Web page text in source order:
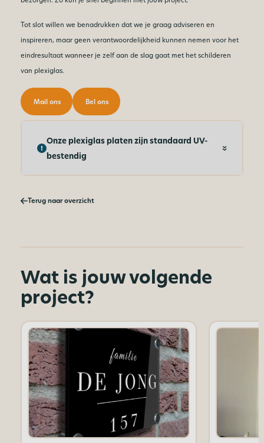
Tot slot willen we benadrukken dat we je graag adviseren en
inspireren, maar geen verantwoordelijkheid kunnen nemen voor het
eindresultaat wanneer je zelf aan de slag gaat met het schilderen
van plexiglas.
Mail ons Bel ons
Onze plexiglas platen zijn standaard UV-
bestendig
Terug naar overzicht
Wat is jouw volgende
project?